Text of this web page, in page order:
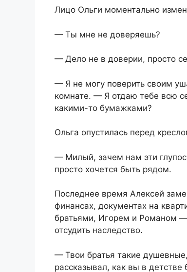
Лицо Ольги моментально
— Ты мне не доверяешь?
— Дело не в доверии, просто
— Я не могу поверить своим
комнате. — Я отдаю тебе всю
какими-то бумажками?
Ольга опустилась перед
— Милый, зачем нам эти
просто хочется быть рядом.
Последнее время Алексей
финансах, документах на
братьями, Игорем и Романом
отсудить наследство.
— Твои братья такие
рассказывал, как вы в детстве